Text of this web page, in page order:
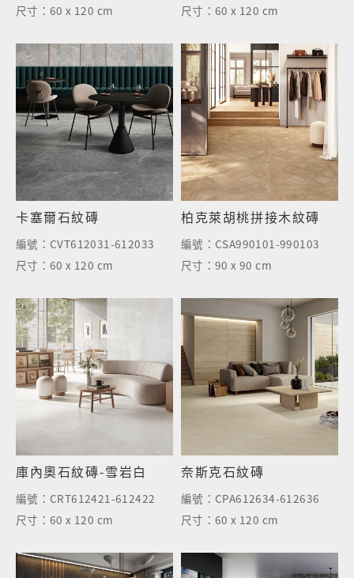
尺寸：60 x 120 cm
尺寸：60 x 120 cm
卡塞爾石紋磚
編號： CVT612031-612033
尺寸：60 x 120 cm
柏克萊胡桃拼接木紋磚
編號： CSA990101-990103
尺寸：90 x 90 cm
庫內奧石紋磚-雪岩白
編號： CRT612421-612422
尺寸：60 x 120 cm
奈斯克石紋磚
編號： CPA612634-612636
尺寸：60 x 120 cm